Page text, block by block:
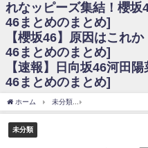
乃木坂46アンテナ / 【櫻坂46】
ギレしてる
乃木坂あんてな ～乃木坂46・欅
をピックアップ / れなッピーズ集結
ット！」水曜スタジオ出演決定
日向坂46まとめのまとめ / 【日
そう！？
日向坂46まとめのまとめ / 【日
そう！？
ハ！』ミーグリ日程がこちら
乃木坂あんてな ～乃木坂46・
れなッピーズ集結！櫻
46まとめのまとめ]
【櫻坂46】原因はこれ
46まとめのまとめ]
【速報】日向坂46河田
46まとめのまとめ]
ホーム 未分類
未分類